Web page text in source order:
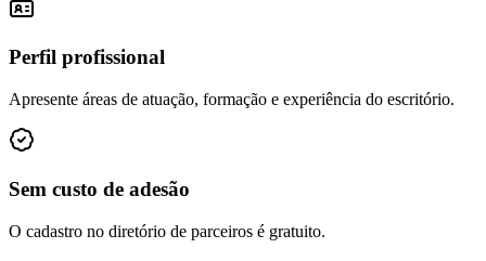
Perfil profissional
Apresente áreas de atuação, formação e experiência do escritório.
Sem custo de adesão
O cadastro no diretório de parceiros é gratuito.